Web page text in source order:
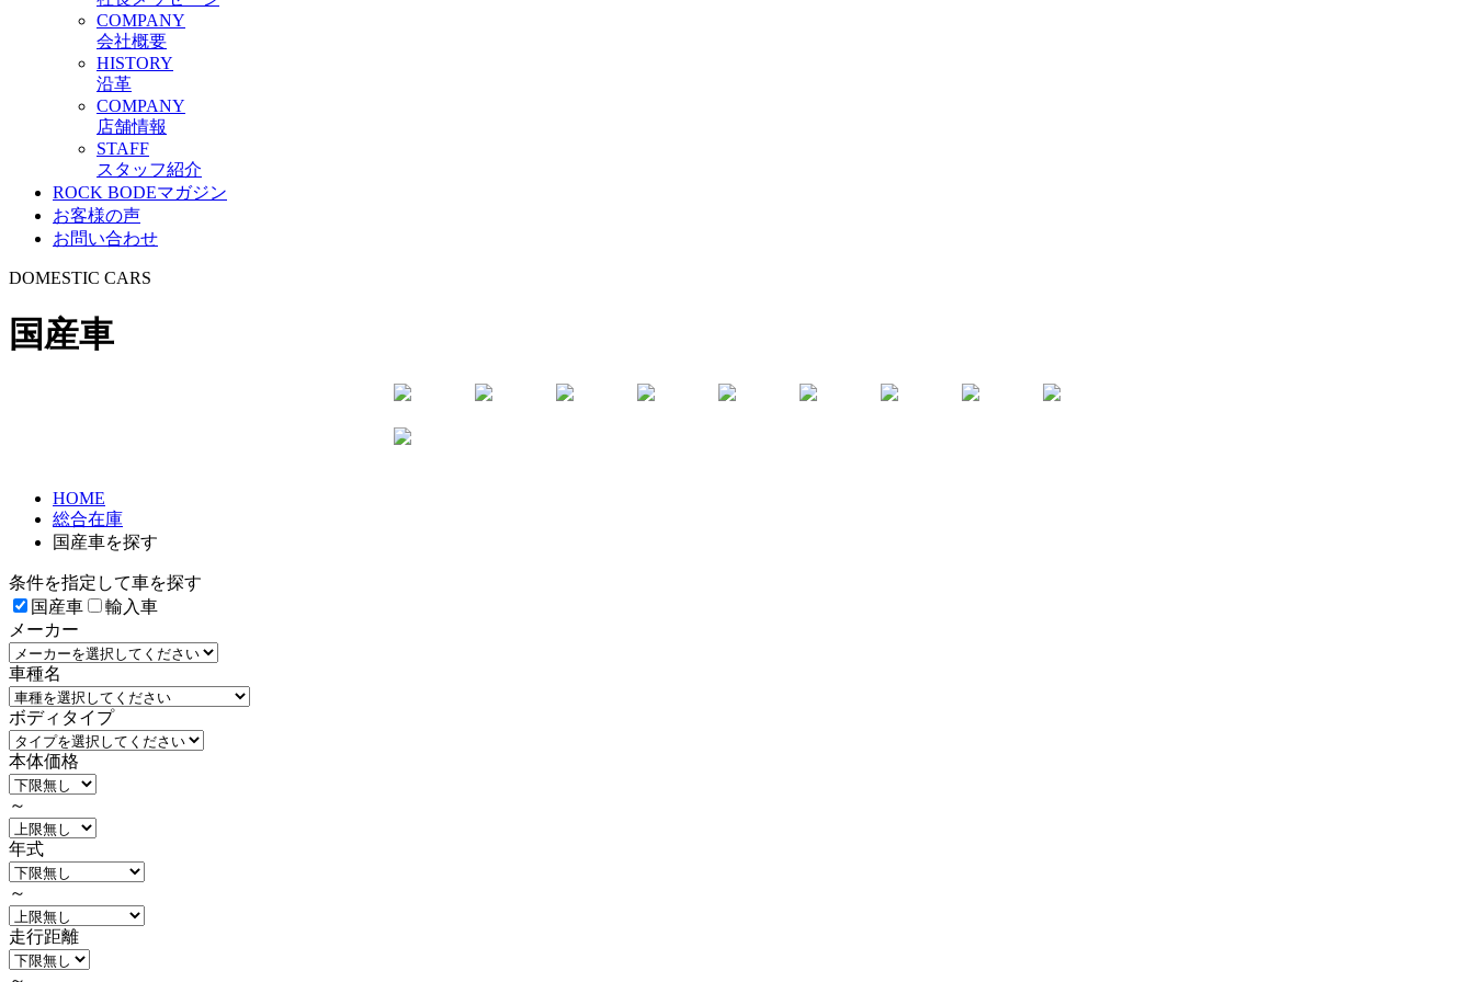
COMPANY
会社概要
HISTORY
沿革
COMPANY
店舗情報
STAFF
スタッフ紹介
ROCK BODEマガジン
お客様の声
お問い合わせ
DOMESTIC CARS
国産車
HOME
総合在庫
国産車を探す
条件を指定して車を探す
国産車
輸入車
メーカー
車種名
ボディタイプ
本体価格
～
年式
～
走行距離